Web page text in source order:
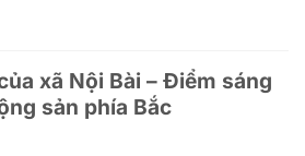
xã Nội Bài – Điểm sáng
sản phía Bắc